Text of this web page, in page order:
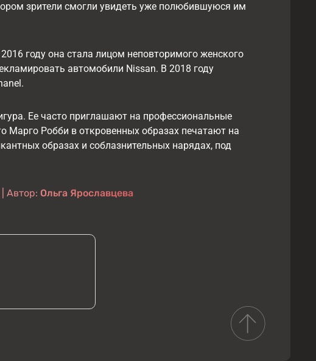
зрители смогли увидеть уже полюбившуюся им
году она стала лицом неповторимого женского
автомобили Nissan. В 2018 году
Ее часто приглашают на профессиональные
Марго Робби в откровенных образах печатают на
образах и соблазнительных нарядах, под
| Автор: Ольга Ярославцева